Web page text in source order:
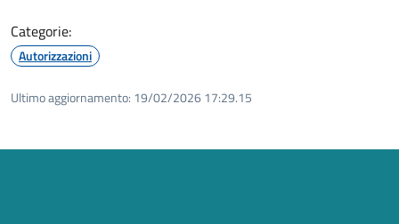
Categorie:
Autorizzazioni
Ultimo aggiornamento: 19/02/2026 17:29.15